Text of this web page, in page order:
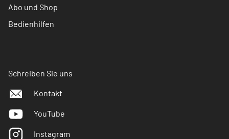
Abo und Shop
Bedienhilfen
Schreiben Sie uns
Kontakt
YouTube
Instagram